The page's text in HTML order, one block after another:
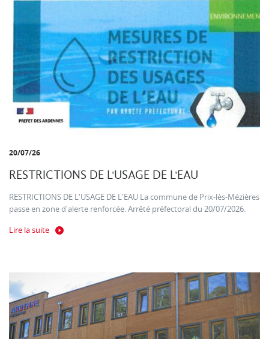
20/07/26
RESTRICTIONS DE L'USAGE DE L'EAU
RESTRICTIONS DE L'USAGE DE L'EAU La commune de Prix-lès-Mézières
passe en zone d'alerte renforcée. Arrêté préfectoral du 20/07/2026.
Lire la suite